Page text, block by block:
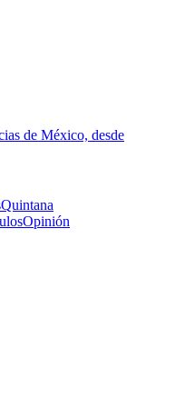
de México, desde
Quintana
Opinión